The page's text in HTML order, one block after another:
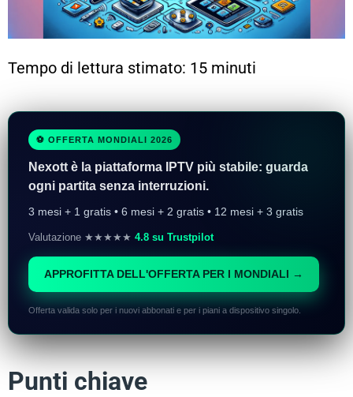
Tempo di lettura stimato: 15 minuti
⚽ OFFERTA MONDIALI 2026
Nexott è la piattaforma IPTV più stabile: guarda
ogni partita senza interruzioni.
3 mesi + 1 gratis • 6 mesi + 2 gratis • 12 mesi + 3 gratis
Valutazione ★★★★★ 4.8 su Trustpilot
APPROFITTA DELL'OFFERTA PER I MONDIALI →
Offerta valida solo per i nuovi abbonati e per i piani a dispositivo singolo.
Punti chiave